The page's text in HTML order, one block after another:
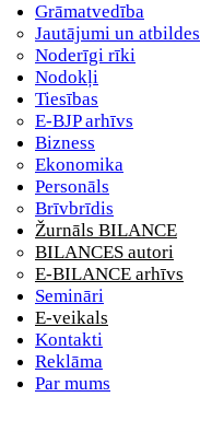
Grāmatvedība
Jautājumi un atbildes
Noderīgi rīki
Nodokļi
Tiesības
E-BJP arhīvs
Bizness
Ekonomika
Personāls
Brīvbrīdis
Žurnāls BILANCE
BILANCES autori
E-BILANCE arhīvs
Semināri
E-veikals
Kontakti
Reklāma
Par mums